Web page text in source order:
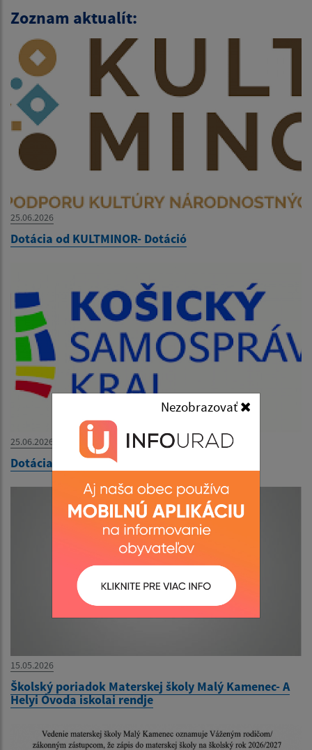
Nezobrazovať
Zoznam aktualít:
25.06.2026
Dotácia od KULTMINOR- Dotáció
25.06.2026
Dotácia od KSK- Kassa Megye támogatása
15.05.2026
Školský poriadok Materskej školy Malý Kamenec- A
Helyi Óvoda iskolai rendje